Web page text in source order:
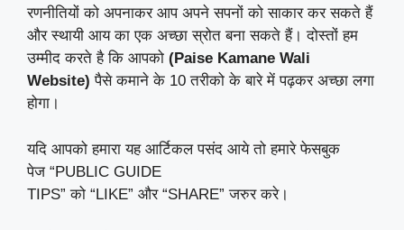
रणनीतियों को अपनाकर आप अपने सपनों को साकार कर सकते हैं
और स्थायी आय का एक अच्छा स्रोत बना सकते हैं। दोस्तों हम
उम्मीद करते है कि आपको (Paise Kamane Wali
Website) पैसे कमाने के 10 तरीको के बारे में पढ़कर अच्छा लगा
होगा।
यदि आपको हमारा यह आर्टिकल पसंद आये तो हमारे फेसबुक
पेज “PUBLIC GUIDE
TIPS” को “LIKE” और “SHARE” जरुर करे।